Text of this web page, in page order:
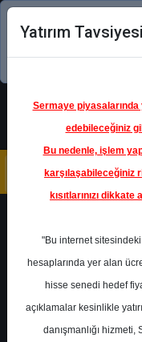
Şimdi
Ana Sayfa
İş
Yatırım
Sermaye piyasalarında
edebileceğiniz
Bu nedenle, işlem
karşılaşabileceğiniz
kısıtlarınızı
"Bu internet
hesaplarında yer alan
hisse senedi hedef
açıklamalar kesinlikle
danışmanlığı